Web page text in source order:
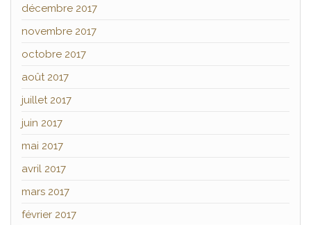
décembre 2017
novembre 2017
octobre 2017
août 2017
juillet 2017
juin 2017
mai 2017
avril 2017
mars 2017
février 2017